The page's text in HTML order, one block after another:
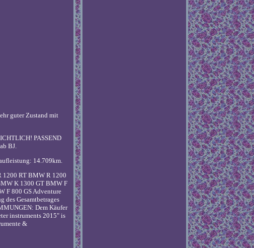
guter Zustand mit
PASSEND
BJ.
14.709km.
1200 RT BMW R 1200
K 1300 GT BMW F
F 800 GS Adventure
des Gesamtbetrages
Dem Käufer
instruments 2015" is
&